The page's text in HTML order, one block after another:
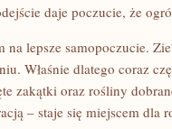
daje poczucie, że
lepsze samopoczucie.
Właśnie dlatego coraz
zakątki oraz rośliny
– staje się miejscem dla